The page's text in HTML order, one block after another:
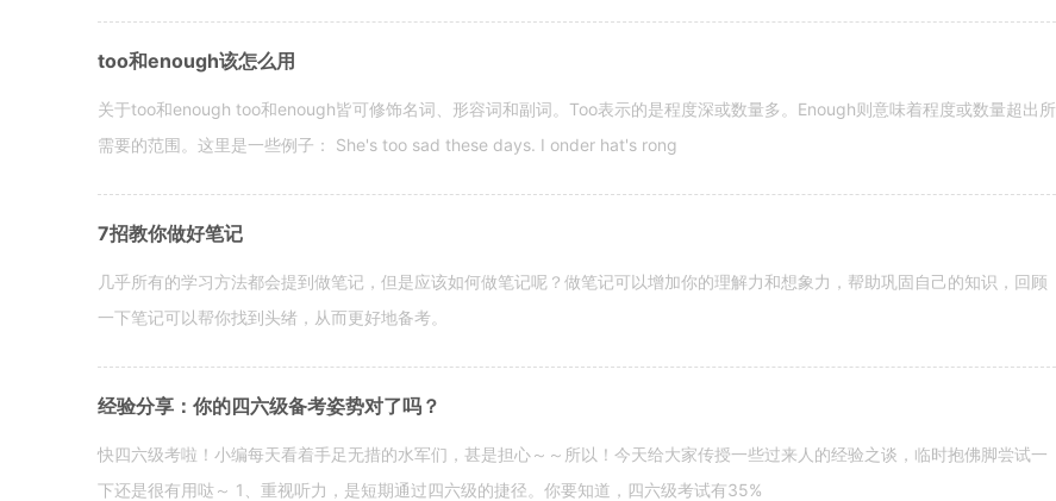
too和enough该怎么用
关于too和enough too和enough皆可修饰名词、形容词和副词。Too表示的是程度深或数量多。Enough则意味着程度或数量超出所
需要的范围。这里是一些例子： She's too sad these days. I onder hat's rong
7招教你做好笔记
几乎所有的学习方法都会提到做笔记，但是应该如何做笔记呢？做笔记可以增加你的理解力和想象力，帮助巩固自己的知识，回顾
一下笔记可以帮你找到头绪，从而更好地备考。
经验分享：你的四六级备考姿势对了吗？
快四六级考啦！小编每天看着手足无措的水军们，甚是担心～～所以！今天给大家传授一些过来人的经验之谈，临时抱佛脚尝试一
下还是很有用哒～ 1、重视听力，是短期通过四六级的捷径。你要知道，四六级考试有35%